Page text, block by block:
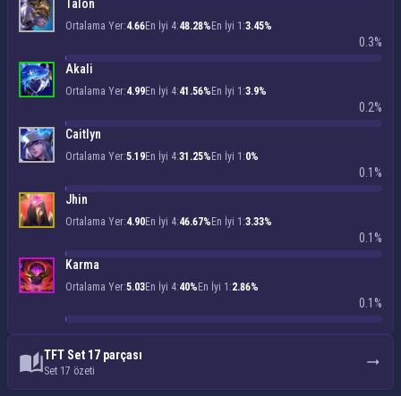
Talon
Ortalama Yer:4.66En İyi 4:48.28% En İyi 1:3.45%
0.3%
Akali
Ortalama Yer:4.99En İyi 4:41.56% En İyi 1:3.9%
0.2%
Caitlyn
Ortalama Yer:5.19En İyi 4:31.25% En İyi 1:0%
0.1%
Jhin
Ortalama Yer:4.90En İyi 4:46.67% En İyi 1:3.33%
0.1%
Karma
Ortalama Yer:5.03En İyi 4:40% En İyi 1:2.86%
0.1%
TFT Set 17 parçası
Set 17 özeti